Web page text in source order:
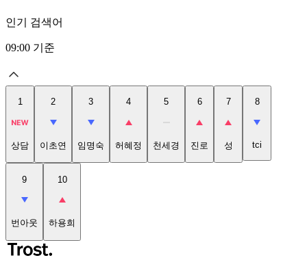
인기 검색어
09:00 기준
1
상담
2
이초연
3
임명숙
4
허혜정
5
천세경
6
진로
7
성
8
tci
9
번아웃
10
하용희